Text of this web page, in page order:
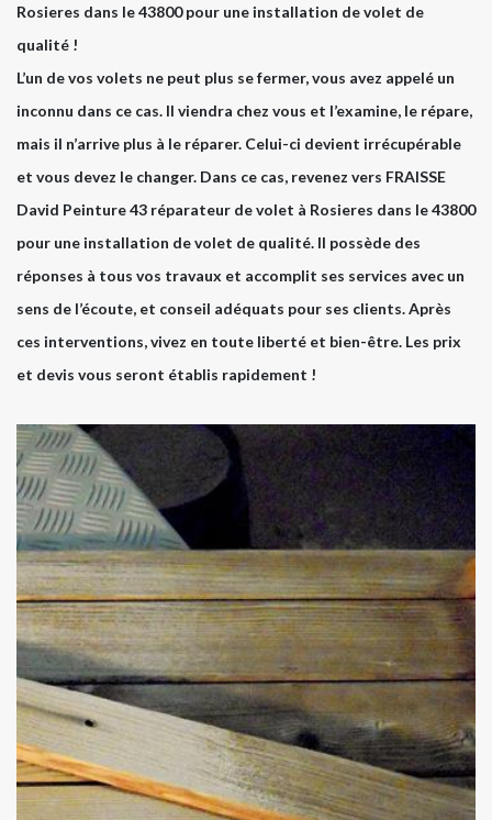
Rosieres dans le 43800 pour une installation de volet de
qualité !
L’un de vos volets ne peut plus se fermer, vous avez appelé un
inconnu dans ce cas. Il viendra chez vous et l’examine, le répare,
mais il n’arrive plus à le réparer. Celui-ci devient irrécupérable
et vous devez le changer. Dans ce cas, revenez vers FRAISSE
David Peinture 43 réparateur de volet à Rosieres dans le 43800
pour une installation de volet de qualité. Il possède des
réponses à tous vos travaux et accomplit ses services avec un
sens de l’écoute, et conseil adéquats pour ses clients. Après
ces interventions, vivez en toute liberté et bien-être. Les prix
et devis vous seront établis rapidement !